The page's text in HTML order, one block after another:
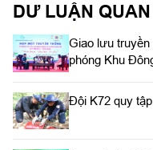
DƯ LUẬN
Giao lưu
phóng Khu
Đội K72 quy